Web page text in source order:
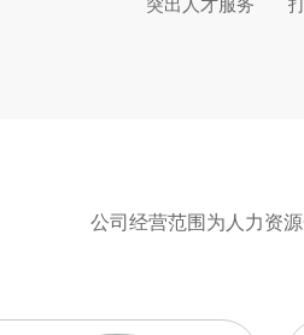
突出人才服务
公司经营范围为人力资